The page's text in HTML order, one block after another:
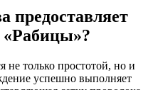
предоставляет
«Рабицы»?
не только простотой, но и
успешно выполняет